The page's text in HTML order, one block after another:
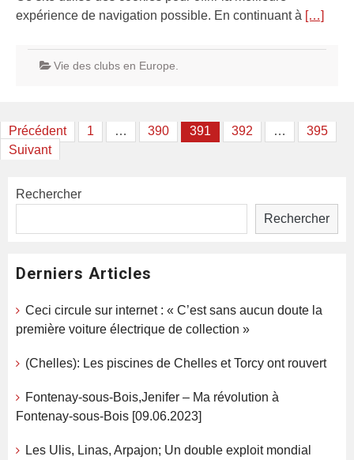
expérience de navigation possible. En continuant à […]
Vie des clubs en Europe.
Pagination
des
Précédent 1 … 390 391 392 …
395
Suivant
Rechercher
Rechercher
Derniers Articles
Ceci circule sur internet : « C’est sans aucun doute la
première voiture électrique de collection »
(Chelles): Les piscines de Chelles et Torcy ont rouvert
Fontenay-sous-Bois,Jenifer – Ma révolution à
Fontenay-sous-Bois [09.06.2023]
Les Ulis, Linas, Arpajon; Un double exploit mondial